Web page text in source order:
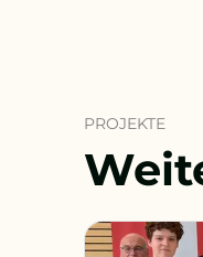
PROJEKTE